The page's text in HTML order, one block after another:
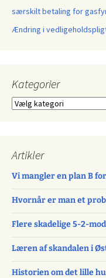
særskilt betaling for
Ændring i
Kategorier
Kategorier
Artikler
Vi mangler en plan B
Hvornår er man et
Flere skadelige 5-2-
Læren af skandalen i
Historien om det lille